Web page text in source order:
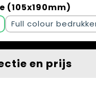
(105x190mm)
Full colour
en prijs